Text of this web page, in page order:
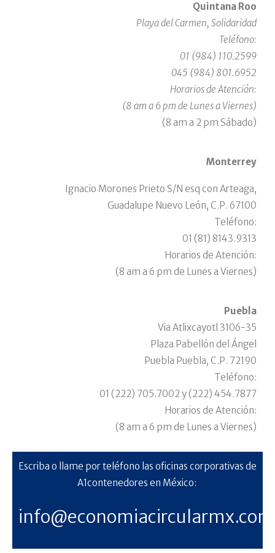
Quintana Roo
Playa del Carmen, Solidaridad
Teléfono:
01 (984) 110.2599
045 (984) 801.6952
Horarios de Atención:
(8 am a 6 pm de Lunes a Viernes)
(8 am a 2 pm Sábado)
Monterrey
Ignacio Morones Prieto S/N esq con Arteaga,
Guadalupe Nuevo León, C.P. 67100
Teléfono:
01 (81) 8143.9313
Horarios de Atención:
(8 am a 6 pm de Lunes a Viernes)
Puebla
Via Atlixcayotl 3106-35
Plaza Pabellón del Ángel
Puebla Puebla, C.P. 72190
Teléfono:
01 (222) 705.7002 y (222) 454.7877
Horarios de Atención:
(8 am a 6 pm de Lunes a Viernes)
Escriba o llame por teléfono las oficinas corporativas de
A1contenedores en México:
info@economiacircularmx.com